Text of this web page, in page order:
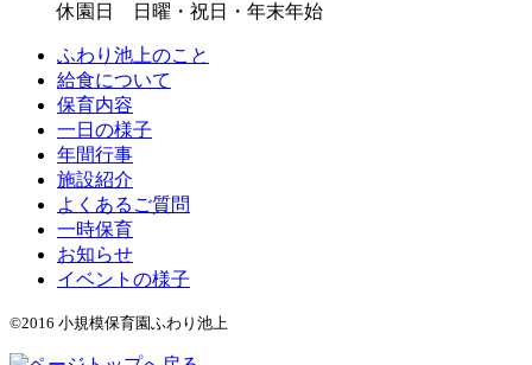
休園日 日曜・祝日・年末年始
ふわり池上のこと
給食について
保育内容
一日の様子
年間行事
施設紹介
よくあるご質問
一時保育
お知らせ
イベントの様子
©2016 小規模保育園ふわり池上